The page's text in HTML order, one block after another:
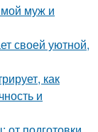
мой муж и
своей уютной,
как
и